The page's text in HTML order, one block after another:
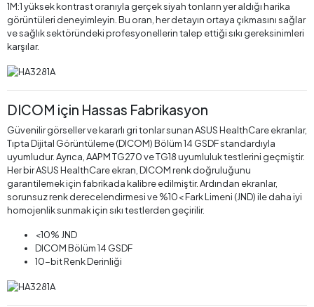
1M:1 yüksek kontrast oranıyla gerçek siyah tonların yer aldığı harika
görüntüleri deneyimleyin. Bu oran, her detayın ortaya çıkmasını sağlar
ve sağlık sektöründeki profesyonellerin talep ettiği sıkı gereksinimleri
karşılar.
DICOM için Hassas Fabrikasyon
Güvenilir görseller ve kararlı gri tonlar sunan ASUS HealthCare ekranlar,
Tıpta Dijital Görüntüleme (DICOM) Bölüm 14 GSDF standardıyla
uyumludur. Ayrıca, AAPM TG270 ve TG18 uyumluluk testlerini geçmiştir.
Her bir ASUS HealthCare ekran, DICOM renk doğruluğunu
garantilemek için fabrikada kalibre edilmiştir. Ardından ekranlar,
sorunsuz renk derecelendirmesi ve %10< Fark Limeni (JND) ile daha iyi
homojenlik sunmak için sıkı testlerden geçirilir.
<10% JND
DICOM Bölüm 14 GSDF
10-bit Renk Derinliği